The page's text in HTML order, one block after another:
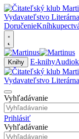
Doručenie
Knihy E-knihy
Vyhľadávanie
Prihlásiť
Vyhľadávanie